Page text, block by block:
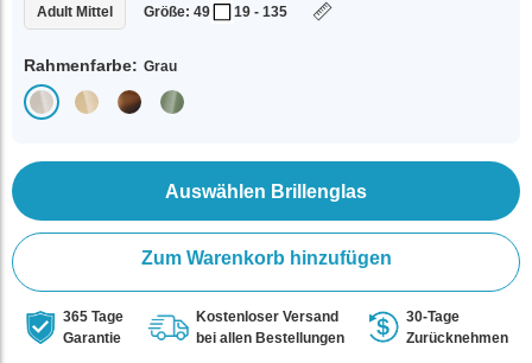
Adult Mittel Größe: 49 19 - 135
Rahmenfarbe: Grau
Auswählen Brillenglas
Zum Warenkorb hinzufügen
365 Tage
Garantie
Kostenloser Versand
bei allen Bestellungen
30-Tage
Zurücknehmen